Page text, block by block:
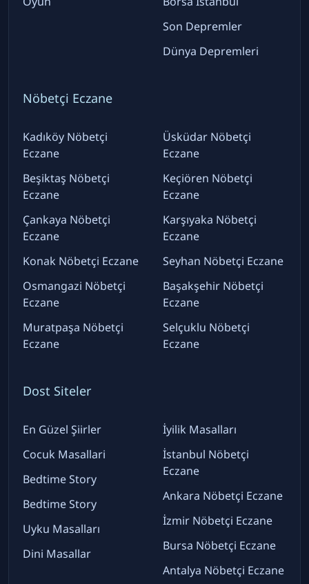
Son Depremler
Dünya Depremleri
Nöbetçi Eczane
Kadıköy Nöbetçi
Eczane
Beşiktaş Nöbetçi
Eczane
Çankaya Nöbetçi
Eczane
Konak Nöbetçi Eczane
Osmangazi Nöbetçi
Eczane
Muratpaşa Nöbetçi
Eczane
Üsküdar Nöbetçi
Eczane
Keçiören Nöbetçi
Eczane
Karşıyaka Nöbetçi
Eczane
Seyhan Nöbetçi Eczane
Başakşehir Nöbetçi
Eczane
Selçuklu Nöbetçi
Eczane
Dost Siteler
En Güzel Şiirler
Cocuk Masallari
Bedtime Story
Bedtime Story
Uyku Masalları
Dini Masallar
İyilik Masalları
İstanbul Nöbetçi
Eczane
Ankara Nöbetçi Eczane
İzmir Nöbetçi Eczane
Bursa Nöbetçi Eczane
Antalya Nöbetçi Eczane